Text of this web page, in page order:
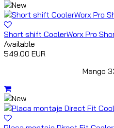
Short shift CoolerWorx Pro
Available
549.00 EUR
Mango